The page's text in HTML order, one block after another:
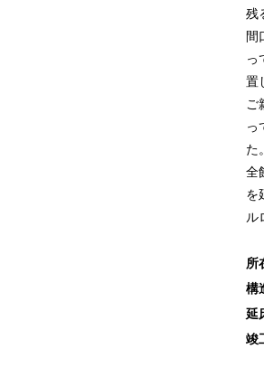
残
間
っ
置
ご
っ
た。
全
を
ル
所
構
延
竣